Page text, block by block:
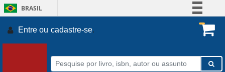
BRASIL
Participe
Acesso à informação
Entre ou cadastre-se.